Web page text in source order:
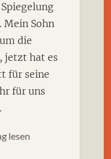
Mein Sohn
die
jetzt hat es
für seine
für uns
lesen